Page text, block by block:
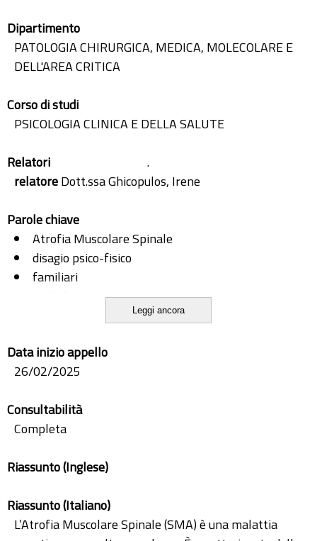
Dipartimento
PATOLOGIA CHIRURGICA, MEDICA, MOLECOLARE E
DELL'AREA CRITICA
Corso di studi
PSICOLOGIA CLINICA E DELLA SALUTE
Relatori
.
relatoreDott.ssa Ghicopulos, Irene
Parole chiave
Atrofia Muscolare Spinale
disagio psico-fisico
familiari
qualità della vita
team multidisciplinareLeggi ancora
Data inizio appello
26/02/2025
Consultabilità
Completa
Riassunto (Inglese)
Riassunto (Italiano)
L’Atrofia Muscolare Spinale (SMA) è una malattia